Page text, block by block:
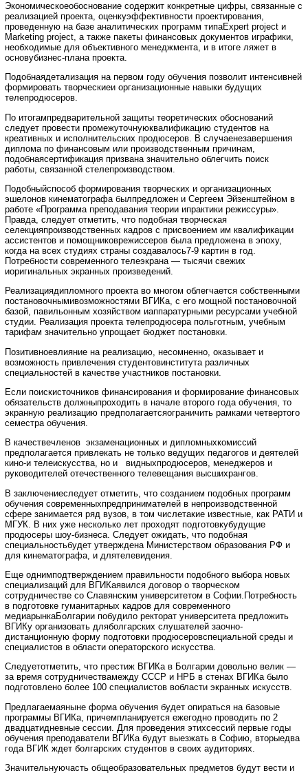
Экономическоеобоснование содержит конкретные цифры, связанные с
реализацией проекта, оценкуэффективности проектирования,
проведенную на базе аналитических программ типаExpert project и
Marketing project, а также пакеты финансовых документов играфики,
необходимые для объективного менеджмента, и в итоге ляжет в
основубизнес-плана проекта.
Подобнаядетализация на первом году обучения позволит интенсивней
формировать творческиеи организационные навыки будущих
телепродюсеров.
По итогампредварительной защиты теоретических обоснований
следует провести промежуточнуюквалификацию студентов на
креативных и исполнительских продюсеров. В случаенезавершения
диплома по финансовым или производственным причинам,
подобнаясертификация призвана значительно облегчить поиск
работы, связанной стелепроизводством.
Подобныйспособ формирования творческих и организационных
эшелонов кинематографа былпредложен и Сергеем Эйзенштейном в
работе «Программа преподавания теории ипрактики режиссуры».
Правда, следует отметить, что подобная творческая
селекцияпроизводственных кадров с присвоением им квалификации
ассистентов и помощниковрежиссеров была предложена в эпоху,
когда на всех студиях страны создавалось7-9 картин в год.
Потребности современного телеэкрана — тысячи свежих
иоригинальных экранных произведений.
Реализациядипломного проекта во многом облегчается собственными
постановочнымивозможностями ВГИКа, с его мощной постановочной
базой, павильонным хозяйством иаппаратурными ресурсами учебной
студии. Реализация проекта телепродюсера польготным, учебным
тарифам значительно упрощает бюджет постановки.
Позитивноевлияние на реализацию, несомненно, оказывает и
возможность привлечения студентовинститута различных
специальностей в качестве участников постановки.
Если поискисточников финансирования и формирование финансовых
обязательств должныпроходить в начале второго года обучения, то
экранную реализацию предполагаетсяограничить рамками четвертого
семестра обучения.
В качествечленов экзаменационных и дипломныхкомиссий
предполагается привлекать не только ведущих педагогов и деятелей
кино-и телеискусства, но и видныхпродюсеров, менеджеров и
руководителей отечественного телевещания высшихрангов.
В заключениеследует отметить, что созданием подобных программ
обучения современныхпредпринимателей в непроизводственной
сфере занимается ряд вузов, в том числетакие известные, как РАТИ и
МГУК. В них уже несколько лет проходят подготовкубудущие
продюсеры шоу-бизнеса. Следует ожидать, что подобная
специальностьбудет утверждена Министерством образования РФ и
для кинематографа, и длятелевидения.
Еще однимподтверждением правильности подобного выбора новых
специализаций для ВГИКаявился договор о творческом
сотрудничестве со Славянским университетом в Софии.Потребность
в подготовке гуманитарных кадров для современного
медиарынкаБолгарии побудило ректорат университета предложить
ВГИКу организовать дляболгарских слушателей заочно-
дистанционную форму подготовки продюсеровспециальной среды и
специалистов в области операторского искусства.
Следуетотметить, что престиж ВГИКа в Болгарии довольно велик —
за время сотрудничествамежду СССР и НРБ в стенах ВГИКа было
подготовлено более 100 специалистов вобласти экранных искусств.
Предлагаемаяныне форма обучения будет опираться на базовые
программы ВГИКа, причемпланируется ежегодно проводить по 2
двадцатидневные сессии. Для проведения этихсессий первые годы
обучения преподаватели ВГИКа будут выезжать в Софию, вторыедва
года ВГИК ждет болгарских студентов в своих аудиториях.
Значительнуючасть общеобразовательных предметов будут вести и